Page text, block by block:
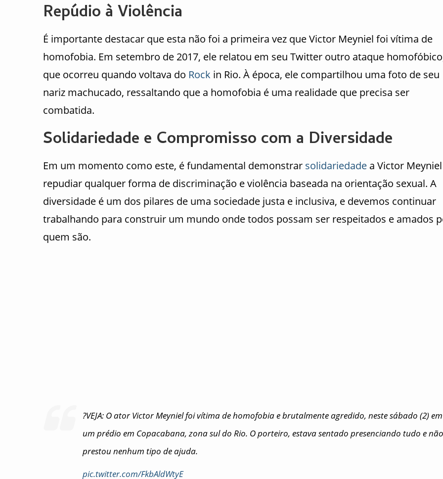
Repúdio à Violência
É importante destacar que esta não foi a primeira vez que Victor Meyniel foi vítima de
homofobia. Em setembro de 2017, ele relatou em seu Twitter outro ataque
que ocorreu quando voltava do Rock in Rio. À época, ele compartilhou uma foto de seu
nariz machucado, ressaltando que a homofobia é uma realidade que precisa ser
combatida.
Solidariedade e Compromisso com a Diversidade
Em um momento como este, é fundamental demonstrar solidariedade a Victor
repudiar qualquer forma de discriminação e violência baseada na orientação sexual. A
diversidade é um dos pilares de uma sociedade justa e inclusiva, e devemos continuar
trabalhando para construir um mundo onde todos possam ser respeitados e amados
quem são.
?VEJA: O ator Victor Meyniel foi vítima de homofobia e brutalmente agredido, neste sábado (2) em
um prédio em Copacabana, zona sul do Rio. O porteiro, estava sentado presenciando tudo e não
prestou nenhum tipo de ajuda.
pic.twitter.com/FkbAldWtyE